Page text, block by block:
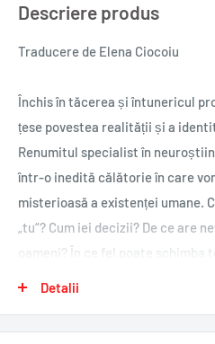
Descriere produs
Traducere de Elena Ciocoiu
Închis în tăcerea și întunericul
țese povestea realității și a
Renumitul specialist în
într-o inedită călătorie în care
misterioasă a existenței umane.
„tu“? Cum iei decizii? De ce are
oameni? În ce fel poate schimba
Detalii